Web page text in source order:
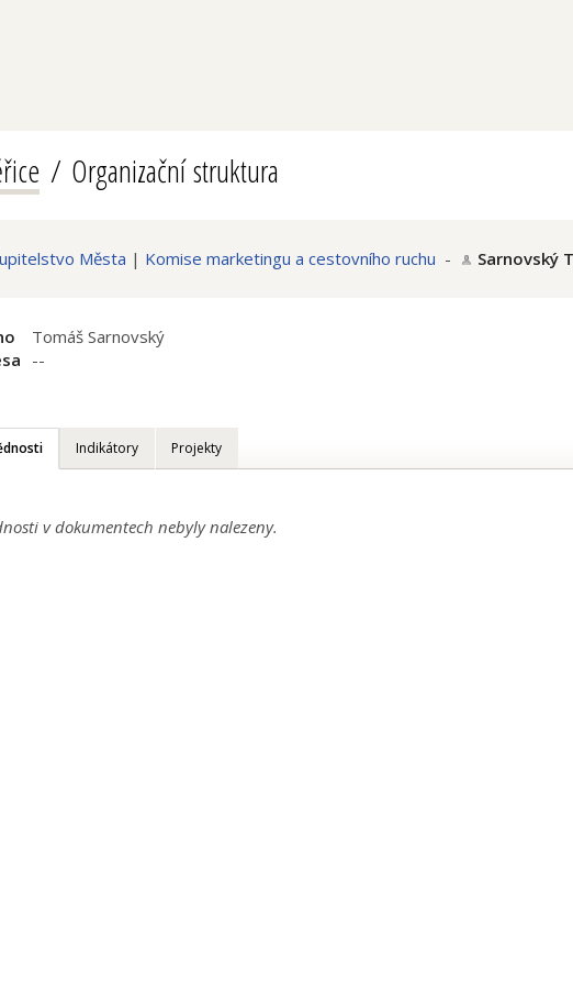
Organizační struktura
Města | Komise marketingu a cestovního ruchu - Sarnovský
Tomáš Sarnovský
--
Indikátory Projekty
v dokumentech nebyly nalezeny.